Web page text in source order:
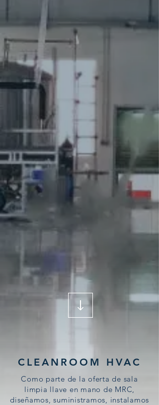
CLEANROOM HVAC
Como parte de la oferta de sala
limpia llave en mano de MRC,
diseñamos, suministramos, instalamos